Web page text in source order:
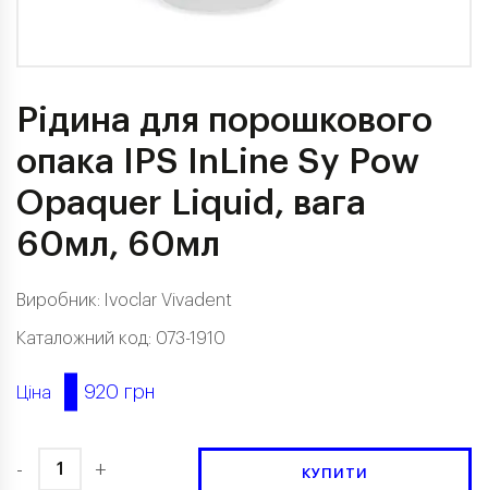
Рідина для порошкового
опака IPS InLine Sy Pow
Opaquer Liquid, вага
60мл, 60мл
Виробник: Ivoclar Vivadent
Каталожний код: 073-1910
Ціна 920 грн
- + КУПИТИ